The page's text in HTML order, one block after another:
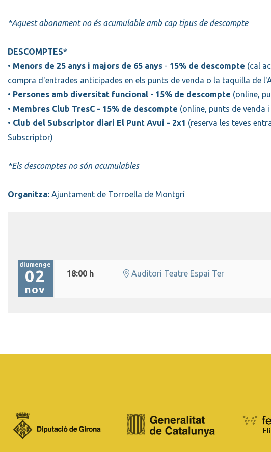
*Aquest abonament no és acumulable amb cap tipus de descompte
DESCOMPTES*
• Menors de 25 anys i majors de 65 anys - 15% de descompte (cal
compra d'entrades anticipades en els punts de venda o la taquilla de
• Persones amb diversitat funcional - 15% de descompte (online,
• Membres Club TresC - 15% de descompte (online, punts de venda
• Club del Subscriptor diari El Punt Avui - 2x1 (reserva les teves
Subscriptor)
*Els descomptes no són acumulables
Organitza: Ajuntament de Torroella de Montgrí
diumenge
02
nov
18:00 h Auditori Teatre Espai Ter